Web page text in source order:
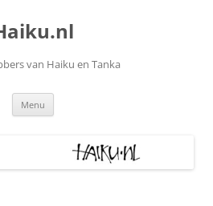
van Haiku en Tanka
Menu